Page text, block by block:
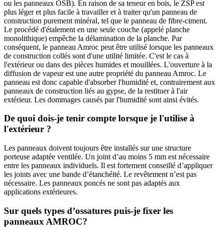
ou les panneaux OSB). En raison de sa teneur en bois, le ZSP est
plus léger et plus facile à travailler et à traiter qu'un panneau de
construction purement minéral, tel que le panneau de fibre-ciment.
Le procédé d'étalement en une seule couche (appelé planche
monolithique) empêche la délamination de la planche. Par
conséquent, le panneau Amroc peut être utilisé lorsque les panneaux
de construction collés sont d'une utilité limitée. C'est le cas à
l'extérieur ou dans des pièces humides et mouillées. L'ouverture à la
diffusion de vapeur est une autre propriété du panneau Amroc. Le
panneau est donc capable d'absorber l'humidité et, contrairement aux
panneaux de construction liés au gypse, de la restituer à l'air
extérieur. Les dommages causés par l'humidité sont ainsi évités.
De quoi dois-je tenir compte lorsque je l'utilise à
l'extérieur ?
Les panneaux doivent toujours être installés sur une structure
porteuse adaptée ventilée. Un joint d’au moins 5 mm est nécessaire
entre les panneaux individuels. Il est fortement conseillé d’appliquer
les joints avec une bande d’étanchéité. Le revêtement n’est pas
nécessaire. Les panneaux poncés ne sont pas adaptés aux
applications extérieures.
Sur quels types d’ossatures puis-je fixer les
panneaux AMROC?